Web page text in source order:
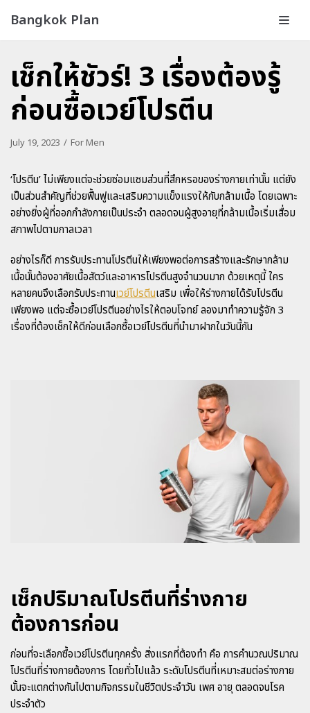
content
Bangkok Plan
เช็กให้ชัวร์! 3 เรื่องต้องรู้
ก่อนซื้อเวย์โปรตีน
July 19, 2023 For Men
‘โปรตีน’ ไม่เพียงแต่จะช่วยซ่อมแซมส่วนที่สึกหรอของร่างกายเท่านั้น แต่ยัง
เป็นส่วนสำคัญที่ช่วยฟื้นฟูและเสริมความแข็งแรงให้กับกล้ามเนื้อ โดยเฉพาะ
อย่างยิ่งผู้ที่ออกกำลังกายเป็นประจำ ตลอดจนผู้สูงอายุที่กล้ามเนื้อเริ่มเสื่อม
สภาพไปตามกาลเวลา
อย่างไรก็ดี การรับประทานโปรตีนให้เพียงพอต่อการสร้างและรักษากล้าม
เนื้อนั้นต้องอาศัยเนื้อสัตว์และอาหารโปรตีนสูงจำนวนมาก ด้วยเหตุนี้ ใคร
หลายคนจึงเลือกรับประทานเวย์โปรตีนเสริม เพื่อให้ร่างกายได้รับโปรตีน
เพียงพอ แต่จะซื้อเวย์โปรตีนอย่างไรให้ตอบโจทย์ ลองมาทำความรู้จัก 3
เรื่องที่ต้องเช็กให้ดีก่อนเลือกซื้อเวย์โปรตีนที่นำมาฝากในวันนี้กัน
เช็กปริมาณโปรตีนที่ร่างกาย
ต้องการก่อน
ก่อนที่จะเลือกซื้อเวย์โปรตีนทุกครั้ง สิ่งแรกที่ต้องทำ คือ การคำนวณปริมาณ
โปรตีนที่ร่างกายต้องการ โดยทั่วไปแล้ว ระดับโปรตีนที่เหมาะสมต่อร่างกาย
นั้นจะแตกต่างกันไปตามกิจกรรมในชีวิตประจำวัน เพศ อายุ ตลอดจนโรค
ประจำตัว